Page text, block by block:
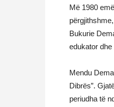
Më 1980
Bukurie
edukator
Mendu
Dibrës”.
periudha të